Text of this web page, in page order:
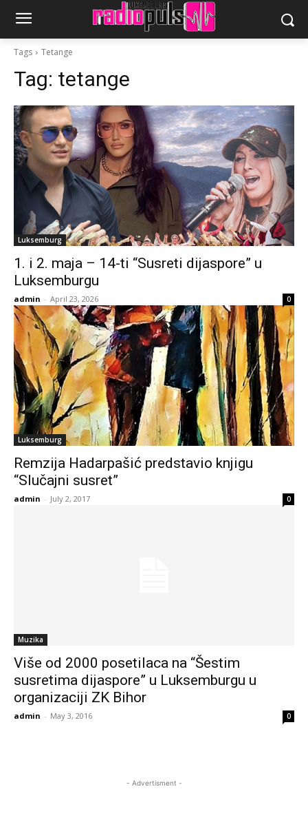
Tags Tetange
Tag: tetange
Luksemburg
1. i 2. maja – 14-ti “Susreti dijaspore” u
Luksemburgu
admin - April 23, 2026 0
Luksemburg
Remzija Hadarpašić predstavio knjigu
“Slučajni susret”
admin - July 2, 2017 0
Muzika
Više od 2000 posetilaca na “Šestim
susretima dijaspore” u Luksemburgu u
organizaciji ZK Bihor
admin - May 3, 2016 0
- Advertisment -